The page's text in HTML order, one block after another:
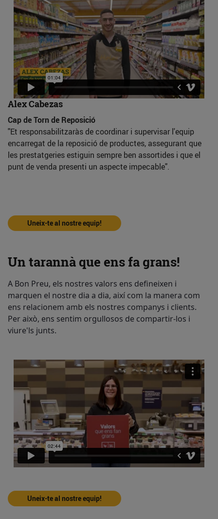
Alex Cabezas
Cap de Torn de Reposició
"Et responsabilitzaràs de coordinar i supervisar l'equip
encarregat de la reposició de productes, assegurant que
les prestatgeries estiguin sempre ben assortides i que el
punt de venda presenti un aspecte impecable".
Uneix-te al nostre equip!
Un tarannà que ens fa grans!
A Bon Preu, els nostres valors ens defineixen i
marquen el nostre dia a dia, així com la manera com
ens relacionem amb els nostres companys i clients.
Per això, ens sentim orgullosos de compartir-los i
viure'ls junts.
Uneix-te al nostre equip!